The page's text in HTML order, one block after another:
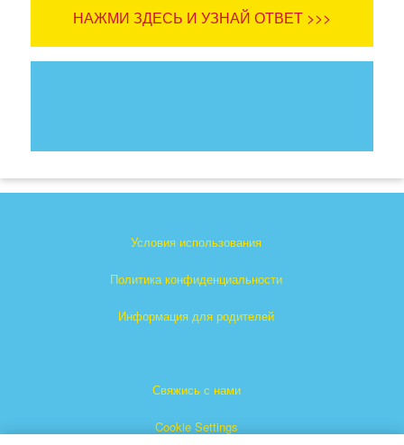
НАЖМИ ЗДЕСЬ И УЗНАЙ ОТВЕТ >>>
Условия использования
Политика конфиденциальности
Информация для родителей
Свяжись с нами
Cookie Settings